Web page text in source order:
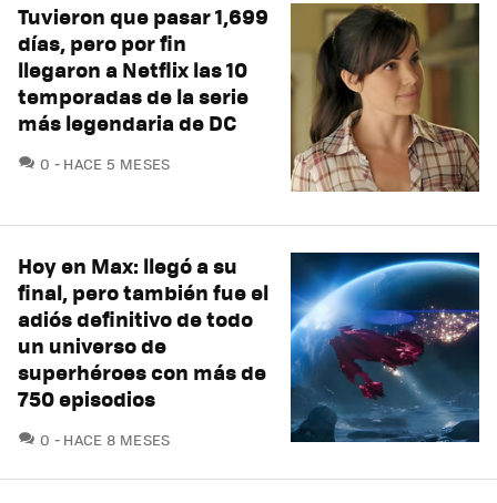
Tuvieron que pasar 1,699
días, pero por fin
llegaron a Netflix las 10
temporadas de la serie
más legendaria de DC
0 COMENTARIOS
HACE 5 MESES
Hoy en Max: llegó a su
final, pero también fue el
adiós definitivo de todo
un universo de
superhéroes con más de
750 episodios
0 COMENTARIOS
HACE 8 MESES